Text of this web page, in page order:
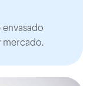
mercado.